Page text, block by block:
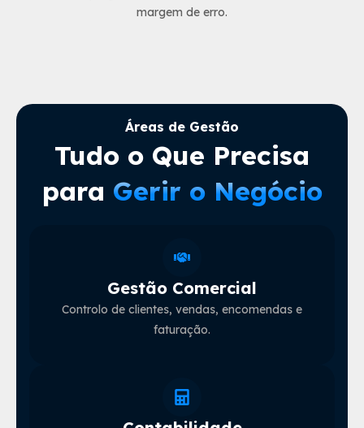
margem de erro.
Áreas de Gestão
Tudo o Que Precisa
para Gerir o Negócio
Gestão Comercial
Controlo de clientes, vendas, encomendas e
faturação.